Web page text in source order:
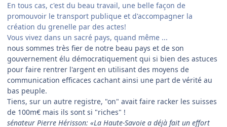
En tous cas, c'est du beau travail, une belle façon de
promouvoir le transport publique et d'accompagner la
création du grenelle par des actes!
Vous vivez dans un sacré pays, quand même ...
nous sommes très fier de notre beau pays et de son
gouvernement élu démocratiquement qui si bien des astuces
pour faire rentrer l'argent en utilisant des moyens de
communication efficaces cachant ainsi une part de vérité au
bas peuple.
Tiens, sur un autre registre, "on" avait faire racker les suisses
de 100m€ mais ils sont si "riches" !
sénateur Pierre Hérisson: «La Haute-Savoie a déjà fait un effort